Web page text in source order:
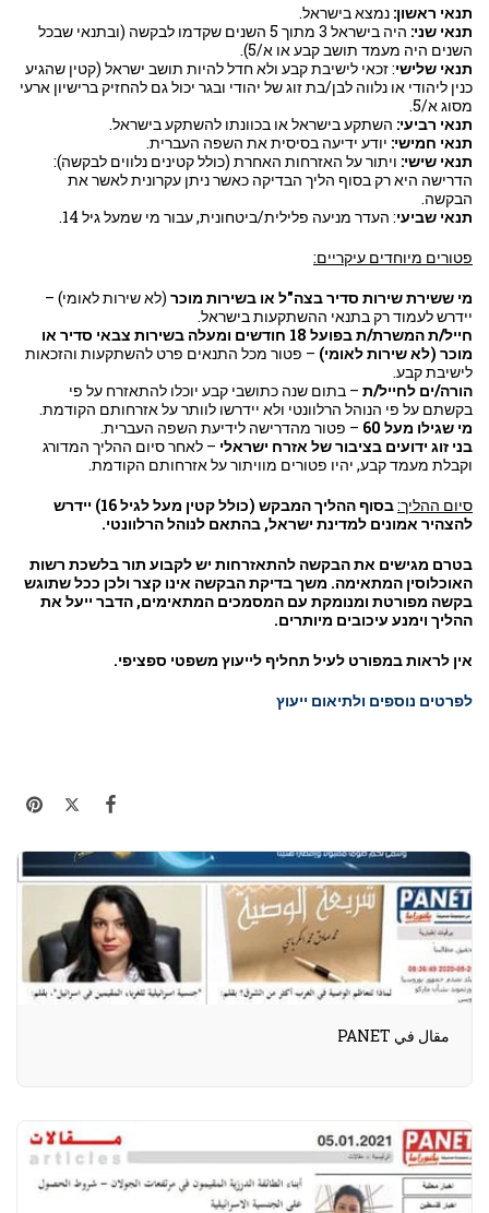
תנאי ראשון: נמצא בישראל.
תנאי שני:
היה בישראל 3 מתוך 5 השנים שקדמו לבקשה (ובתנאי שבכל
השנים היה מעמד תושב קבע או א/5).
תנאי שלישי: זכאי לישיבת קבע ולא חדל להיות תושב ישראל (קטין שהגיע
כנין ליהודי או נלווה לבן/בת זוג של יהודי ובגר יכול גם להחזיק ברישיון ארעי
מסוג א/5.
תנאי רביעי: השתקע בישראל או בכוונתו להשתקע בישראל.
תנאי חמישי: יודע ידיעה בסיסית את השפה העברית.
תנאי שישי: ויתור על האזרחות האחרת (כולל קטינים נלווים לבקשה):
הדרישה היא רק בסוף הליך הבדיקה כאשר ניתן עקרונית לאשר את
הבקשה.
תנאי שביעי: העדר מניעה פלילית/ביטחונית, עבור מי שמעל גיל 14.
פטורים מיוחדים עיקריים:
מי ששירת שירות סדיר בצה"ל או בשירות מוכר (לא שירות לאומי) –
יידרש לעמוד רק בתנאי ההשתקעות בישראל.
חייל/ת המשרת/ת בפועל 18 חודשים ומעלה בשירות צבאי סדיר או
מוכר (לא שירות לאומי) – פטור מכל התנאים פרט להשתקעות והזכאות
לישיבת קבע.
הורה/ים לחייל/ת – בתום שנה כתושבי קבע יוכלו להתאזרח על פי
בקשתם על פי הנוהל הרלוונטי ולא יידרשו לוותר על אזרחותם הקודמת.
מי שגילו מעל 60
– פטור מהדרישה לידיעת השפה העברית.
בני זוג ידועים בציבור של אזרח ישראלי – לאחר סיום ההליך המדורג
וקבלת מעמד קבע, יהיו פטורים מוויתור על אזרחותם הקודמת.
סיום ההליך:
בסוף ההליך המבקש (כולל קטין מעל לגיל 16) יידרש
להצהיר אמונים למדינת ישראל, בהתאם לנוהל הרלוונטי.
בטרם מגישים את הבקשה להתאזרחות יש לקבוע תור בלשכת רשות
האוכלוסין המתאימה. משך בדיקת הבקשה אינו קצר ולכן ככל שתוגש
בקשה מפורטת ומנומקת עם המסמכים המתאימים, הדבר ייעל את
ההליך וימנע עיכובים מיותרים.
אין לראות במפורט לעיל תחליף לייעוץ משפטי ספציפי.
לפרטים נוספים ולתיאום ייעוץ
مقال في PANET